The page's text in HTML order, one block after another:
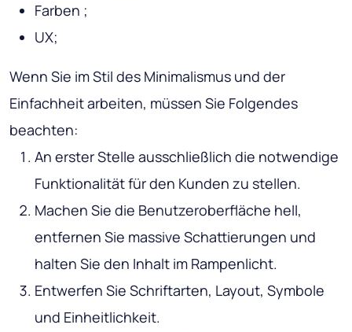
Farben ;
UX;
Wenn Sie im Stil des Minimalismus und der
Einfachheit arbeiten, müssen Sie Folgendes
beachten:
An erster Stelle ausschließlich die notwendige
Funktionalität für den Kunden zu stellen.
Machen Sie die Benutzeroberfläche hell,
entfernen Sie massive Schattierungen und
halten Sie den Inhalt im Rampenlicht.
Entwerfen Sie Schriftarten, Layout, Symbole
und Einheitlichkeit.